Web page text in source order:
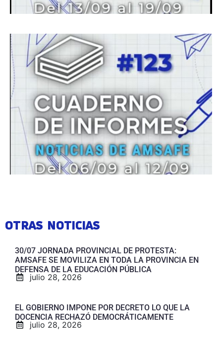
OTRAS NOTICIAS
30/07 JORNADA PROVINCIAL DE PROTESTA:
AMSAFE SE MOVILIZA EN TODA LA PROVINCIA EN
DEFENSA DE LA EDUCACIÓN PÚBLICA
julio 28, 2026
EL GOBIERNO IMPONE POR DECRETO LO QUE LA
DOCENCIA RECHAZÓ DEMOCRÁTICAMENTE
julio 28, 2026